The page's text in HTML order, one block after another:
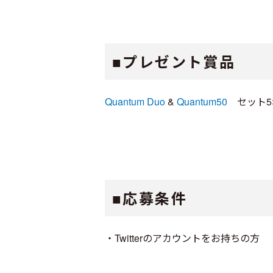
■プレゼント賞品
Quantum Duo& Quantum50 セット
■応募条件
・Twitterのアカウントをお持ちの方